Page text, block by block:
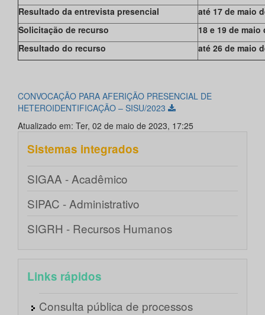
Resultado da entrevista presencial
até 17 de maio
Solicitação de recurso
18 e 19 de maio
Resultado do recurso
até 26 de maio
CONVOCAÇÃO PARA AFERIÇÃO PRESENCIAL DE
HETEROIDENTIFICAÇÃO – SISU/2023
Atualizado em: Ter, 02 de maio de 2023, 17:25
Sistemas integrados
SIGAA - Acadêmico
SIPAC - Administrativo
SIGRH - Recursos Humanos
Links rápidos
Consulta pública de processos